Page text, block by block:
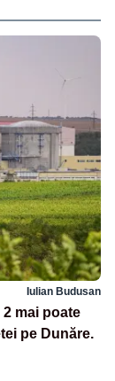
Iulian Budusan
mai poate
pe Dunăre.